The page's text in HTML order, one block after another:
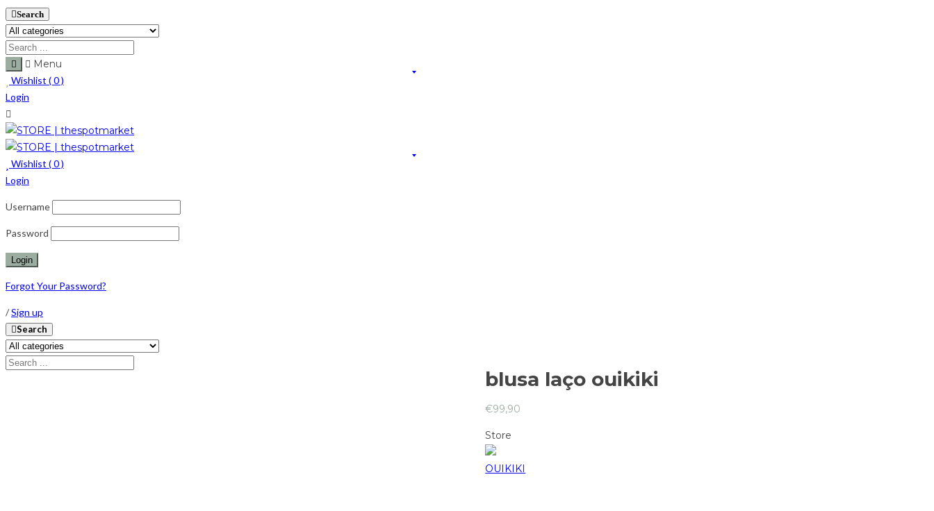
Search
Menu
Wishlist (0)
Login
Wishlist (0)
Login
Username
Password
Forgot Your Password?
/Sign up
Search
blusa laço ouikiki
€99,90
Store
OUIKIKI